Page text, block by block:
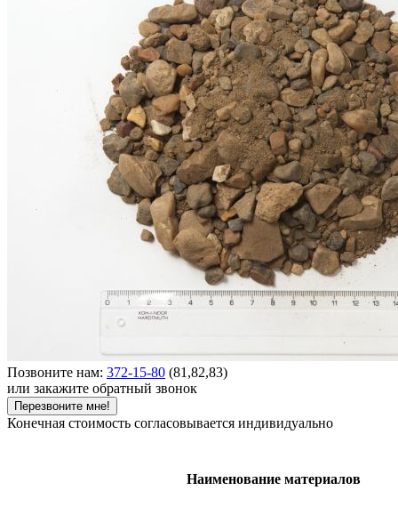
Позвоните нам: 372-15-80 (81,82,83)
или закажите обратный звонок
Перезвоните мне!
Конечная стоимость согласовывается индивидуально
Наименование материалов